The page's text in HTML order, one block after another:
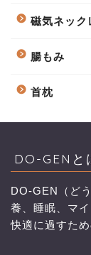
磁気ネック
腸もみ
首枕
DO-GENと
DO-GEN（ど
養、睡眠、マ
快適に過すた